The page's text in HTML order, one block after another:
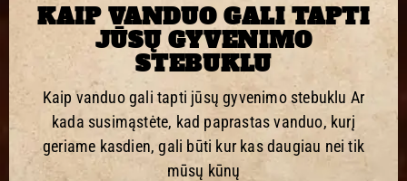
KAIP VANDUO GALI TAPTI
JŪSŲ GYVENIMO
STEBUKLU
Kaip vanduo gali tapti jūsų gyvenimo stebuklu Ar
kada susimąstėte, kad paprastas vanduo, kurį
geriame kasdien, gali būti kur kas daugiau nei tik
mūsų kūnų